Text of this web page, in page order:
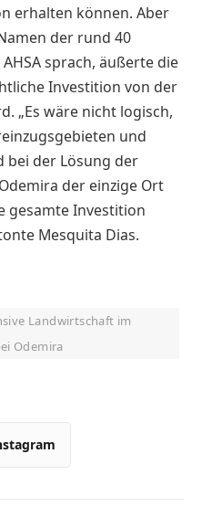
erhalten können. Aber
der rund 40
sprach, äußerte die
Investition von der
„Es wäre nicht logisch,
und
bei der Lösung der
der einzige Ort
gesamte Investition
Mesquita Dias.
Landwirtschaft im
Odemira